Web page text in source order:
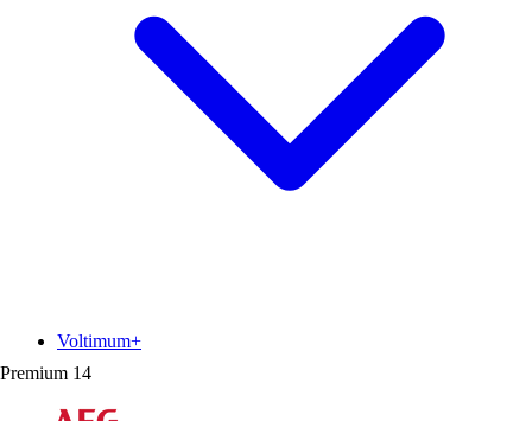
Premium 14
Voltimum+